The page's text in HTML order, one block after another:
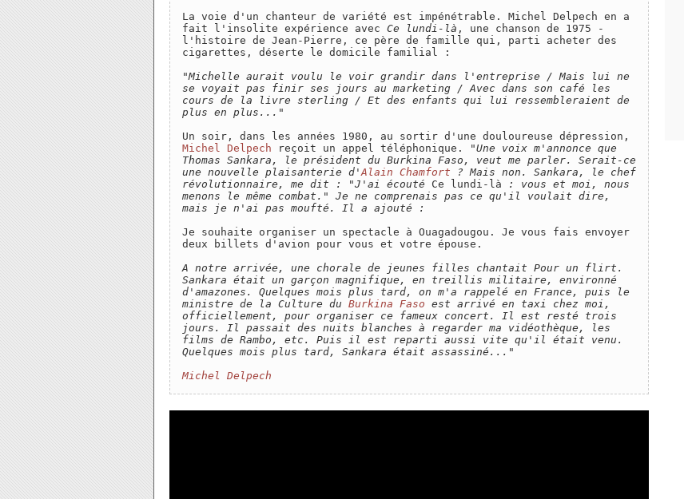
La voie d'un chanteur de variété est impénétrable. Michel Delpech en a
fait l'insolite expérience avec Ce lundi-là , une chanson de 1975 -
l'histoire de Jean-Pierre, ce père de famille qui, parti acheter des
cigarettes, déserte le domicile familial :
"Michelle aurait voulu le voir grandir dans l'entreprise / Mais lui ne
se voyait pas finir ses jours au marketing / Avec dans son café les
cours de la livre sterling / Et des enfants qui lui ressembleraient de
plus en plus..."
Michel Delpech reçoit un appel téléphonique.
"Une voix m'annonce que
Thomas Sankara, le président du Burkina Faso, veut me parler. Serait-ce
une nouvelle plaisanterie d'Alain Chamfort ? Mais non. Sankara, le chef
révolutionnaire, me dit : "J'ai écouté Ce lundi-là : vous et moi, nous
menons le même combat." Je ne comprenais pas ce qu'il voulait dire,
mais je n'ai pas moufté. Il a ajouté :
Je souhaite organiser un spectacle à Ouagadougou. Je vous fais envoyer
deux billets d'avion pour vous et votre épouse.
A notre arrivée, une chorale de jeunes filles chantait Pour un flirt.
Sankara était un garçon magnifique, en treillis militaire, environné
d'amazones. Quelques mois plus tard, on m'a rappelé en France, puis le
ministre de la Culture du Burkina Faso est arrivé en taxi chez moi,
officiellement, pour organiser ce fameux concert. Il est resté trois
jours. Il passait des nuits blanches à regarder ma vidéothèque, les
films de Rambo, etc. Puis il est reparti aussi vite qu'il était venu.
Quelques mois plus tard, Sankara était assassiné..."
Michel Delpech